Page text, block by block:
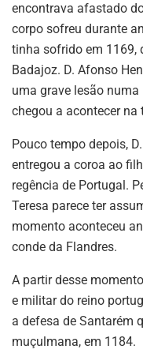
encontrava afastado
corpo sofreu durante
tinha sofrido em 1169,
Badajoz. D. Afonso
uma grave lesão numa
chegou a acontecer na
Pouco tempo depois,
entregou a coroa ao
regência de Portugal.
Teresa parece ter
momento aconteceu
conde da Flandres.
A partir desse
e militar do reino
a defesa de Santarém
muçulmana, em 1184.